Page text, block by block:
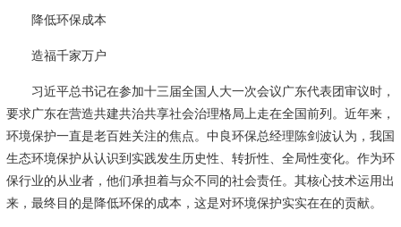
降低环保成本
造福千家万户
习近平总书记在参加十三届全国人大一次会议广东代表团审议时，
要求广东在营造共建共治共享社会治理格局上走在全国前列。近年来，
环境保护一直是老百姓关注的焦点。中良环保总经理陈剑波认为，我国
生态环境保护从认识到实践发生历史性、转折性、全局性变化。作为环
保行业的从业者，他们承担着与众不同的社会责任。其核心技术运用出
来，最终目的是降低环保的成本，这是对环境保护实实在在的贡献。